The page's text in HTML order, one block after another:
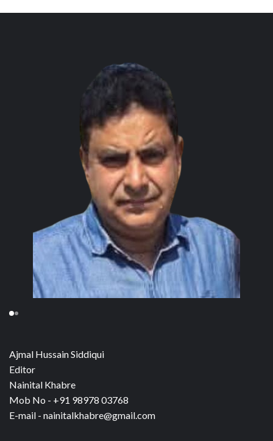
Ajmal Hussain Siddiqui
Editor
Nainital Khabre
Mob No - +91 98978 03768
E-mail - nainitalkhabre@gmail.com